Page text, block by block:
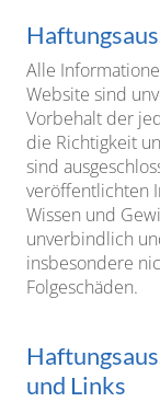
Alle
Website sind
Vorbehalt der
die Richtigkeit
sind
veröffentlichten
Wissen und
unverbindlich
insbesondere
Folgeschäden.
und Links